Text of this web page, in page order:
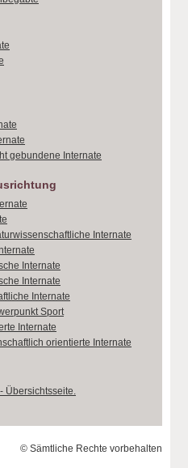
gebundene Internate
Internate
Internate
Internate
Internate
Sport
Internate
orientierte Internate
Übersichtsseite.
© Sämtliche Rechte vorbehalten